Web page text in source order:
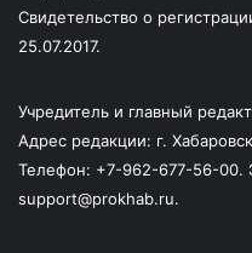
Свидетельство о
25.07.2017.
Учредитель и главный
Адрес редакции: г.
Телефон: +7-962-677-56-00.
support@prokhab.ru.